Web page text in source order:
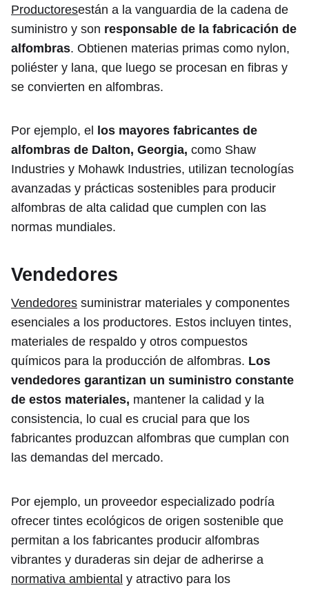
Productoresestán a la vanguardia de la cadena de
suministro y son responsable de la fabricación de
alfombras. Obtienen materias primas como nylon,
poliéster y lana, que luego se procesan en fibras y
se convierten en alfombras.
Por ejemplo, el
los mayores fabricantes de
alfombras de Dalton, Georgia, como Shaw
Industries y Mohawk Industries, utilizan tecnologías
avanzadas y prácticas sostenibles para producir
alfombras de alta calidad que cumplen con las
normas mundiales.
Vendedores
Vendedores suministrar materiales y componentes
esenciales a los productores. Estos incluyen tintes,
materiales de respaldo y otros compuestos
químicos para la producción de alfombras. Los
vendedores garantizan un suministro constante
de estos materiales, mantener la calidad y la
consistencia, lo cual es crucial para que los
fabricantes produzcan alfombras que cumplan con
las demandas del mercado.
Por ejemplo, un proveedor especializado podría
ofrecer tintes ecológicos de origen sostenible que
permitan a los fabricantes producir alfombras
vibrantes y duraderas sin dejar de adherirse a
normativa ambiental y atractivo para los